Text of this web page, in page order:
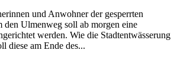
und Anwohner der gesperrten
den Ulmenweg soll ab morgen eine
werden. Wie die Stadtentwässerung
diese am Ende des...